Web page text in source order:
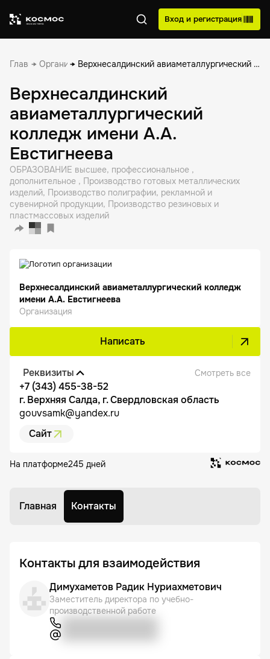
Вход и регистрация
ГлавнаяОрганизации Верхнесалдинский авиаметаллургический колледж имени А.А. Евстигнеева
Верхнесалдинский
авиаметаллургический
колледж имени А.А.
Евстигнеева
ОБРАЗОВАНИЕ высшее, профессиональное ,
дополнительное , Производство готовых металлических
изделий, Производство полиграфии, рекламной и
сувенирной продукции, Производство резиновых и
пластмассовых изделий
Главная Контакты
Контакты для взаимодействия
Димухаметов Радик Нуриахметович
Заместитель директора по учебно-
производственной работе
Верхнесалдинский авиаметаллургический колледж
имени А.А. Евстигнеева
Организация
Написать
Реквизиты Смотреть все
+7 (343) 455-38-52
г. Верхняя Салда, г. Свердловская область
gouvsamk@yandex.ru
Сайт
На платформе245 дней